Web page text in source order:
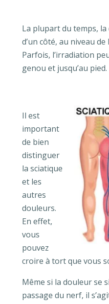
La plupart du temps,
d’un côté, au niveau
Parfois, l’irradiation
genou et jusqu’au pied.
Il est
important
de bien
distinguer
la sciatique
et les
autres
douleurs.
En effet,
vous
pouvez
croire à tort que vous
Même si la douleur se
passage du nerf, il